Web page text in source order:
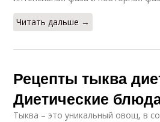
Читать дальше →
Рецепты тыква
Диетические
Тыква – это уникальный овощ, в